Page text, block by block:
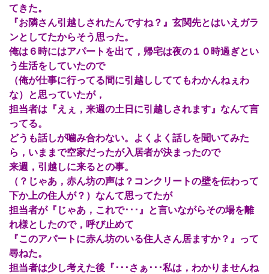
てきた。
『お隣さん引越しされたんですね？』玄関先とはいえガラ
ンとしてたからそう思った。
俺は６時にはアパートを出て，帰宅は夜の１０時過ぎとい
う生活をしていたので
（俺が仕事に行ってる間に引越ししててもわかんねぇわ
な）と思っていたが，
担当者は『えぇ，来週の土日に引越しされます』なんて言
ってる。
どうも話しが噛み合わない。よくよく話しを聞いてみた
ら，いままで空家だったが入居者が決まったので
来週，引越しに来るとの事。
（？じゃあ，赤ん坊の声は？コンクリートの壁を伝わって
下か上の住人が？）なんて思ってたが
担当者が『じゃあ，これで･･･』と言いながらその場を離
れ様としたので，呼び止めて
『このアパートに赤ん坊のいる住人さん居ますか？』って
尋ねた。
担当者は少し考えた後『･･･さぁ･･･私は，わかりませんね